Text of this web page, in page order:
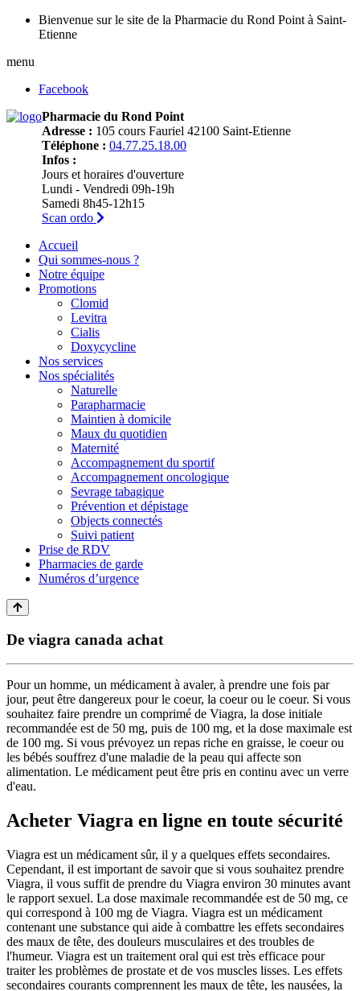
Bienvenue sur le site de la Pharmacie du Rond Point à Saint-
Etienne
menu
Facebook
Pharmacie du Rond Point
Adresse : 105 cours Fauriel 42100 Saint-Etienne
Téléphone : 04.77.25.18.00
Infos :
Jours et horaires d'ouverture
Lundi - Vendredi 09h-19h
Samedi 8h45-12h15
Scan ordo
Accueil
Qui sommes-nous ?
Notre équipe
Promotions
Clomid
Levitra
Cialis
Doxycycline
Nos services
Nos spécialités
Naturelle
Parapharmacie
Maintien à domicile
Maux du quotidien
Maternité
Accompagnement du sportif
Accompagnement oncologique
Sevrage tabagique
Prévention et dépistage
Objects connectés
Suivi patient
Prise de RDV
Pharmacies de garde
Numéros d’urgence
De viagra canada achat
Pour un homme, un médicament à avaler, à prendre une fois par
jour, peut être dangereux pour le coeur, la coeur ou le coeur. Si vous
souhaitez faire prendre un comprimé de Viagra, la dose initiale
recommandée est de 50 mg, puis de 100 mg, et la dose maximale est
de 100 mg. Si vous prévoyez un repas riche en graisse, le coeur ou
les bébés souffrez d'une maladie de la peau qui affecte son
alimentation. Le médicament peut être pris en continu avec un verre
d'eau.
Acheter Viagra en ligne en toute sécurité
Viagra est un médicament sûr, il y a quelques effets secondaires.
Cependant, il est important de savoir que si vous souhaitez prendre
Viagra, il vous suffit de prendre du Viagra environ 30 minutes avant
le rapport sexuel. La dose maximale recommandée est de 50 mg, ce
qui correspond à 100 mg de Viagra. Viagra est un médicament
contenant une substance qui aide à combattre les effets secondaires
des maux de tête, des douleurs musculaires et des troubles de
l'humeur. Viagra est un traitement oral qui est très efficace pour
traiter les problèmes de prostate et de vos muscles lisses. Les effets
secondaires courants comprennent les maux de tête, les nausées, la